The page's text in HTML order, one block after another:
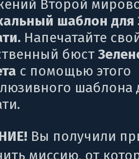
Второй
шаблон для
Напечатайте
бюст
с помощью этого
шаблона
Вы получили
миссию, от